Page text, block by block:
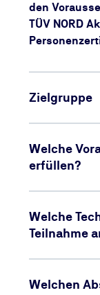
den
TÜV NORD
Zielgruppe
Welche
erfüllen?
Welche
Teilnahme
Welchen